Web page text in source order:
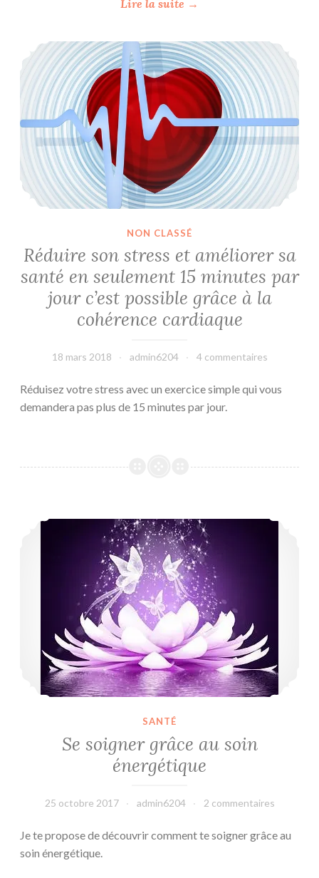
Lire la suite →
Réduire son stress et améliorer sa santé en seulement 15 minutes par jour c’est possible grâce à la cohérence cardiaque
NON CLASSÉ
Réduire son stress et améliorer sa
santé en seulement 15 minutes par
jour c’est possible grâce à la
cohérence cardiaque
18 mars 2018 admin6204 4 commentaires
Réduisez votre stress avec un exercice simple qui vous
demandera pas plus de 15 minutes par jour.
Se soigner grâce au soin énergétique
SANTÉ
Se soigner grâce au soin
énergétique
25 octobre 2017 admin6204 2 commentaires
Je te propose de découvrir comment te soigner grâce au
soin énergétique.